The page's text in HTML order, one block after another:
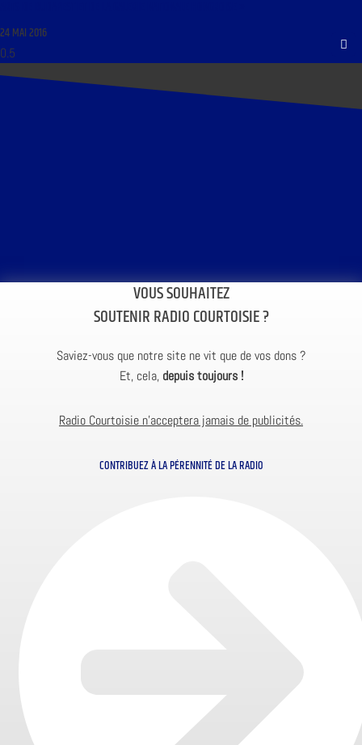
24 MAI 2016
VOUS SOUHAITEZ
SOUTENIR RADIO COURTOISIE ?
Saviez-vous que notre site ne vit que de vos dons ?
Et, cela, depuis toujours !
Radio Courtoisie n’acceptera jamais de publicités.
CONTRIBUEZ À LA PÉRENNITÉ DE LA RADIO